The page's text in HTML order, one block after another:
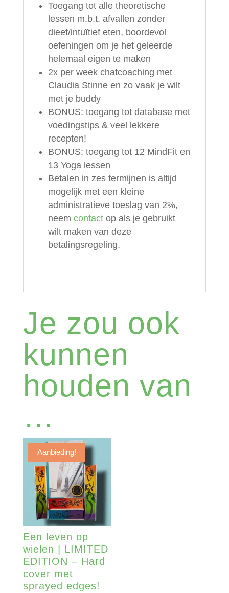
Toegang tot alle theoretische
lessen m.b.t. afvallen zonder
dieet/intuïtief eten, boordevol
oefeningen om je het geleerde
helemaal eigen te maken
2x per week chatcoaching met
Claudia Stinne en zo vaak je wilt
met je buddy
BONUS: toegang tot database met
voedingstips & veel lekkere
recepten!
BONUS: toegang tot 12 MindFit en
13 Yoga lessen
Betalen in zes termijnen is altijd
mogelijk met een kleine
administratieve toeslag van 2%,
neem contactop als je gebruikt
wilt maken van deze
betalingsregeling.
Je zou ook
kunnen
houden van
…
Aanbieding!
Een leven op
wielen | LIMITED
EDITION – Hard
cover met
sprayed edges!